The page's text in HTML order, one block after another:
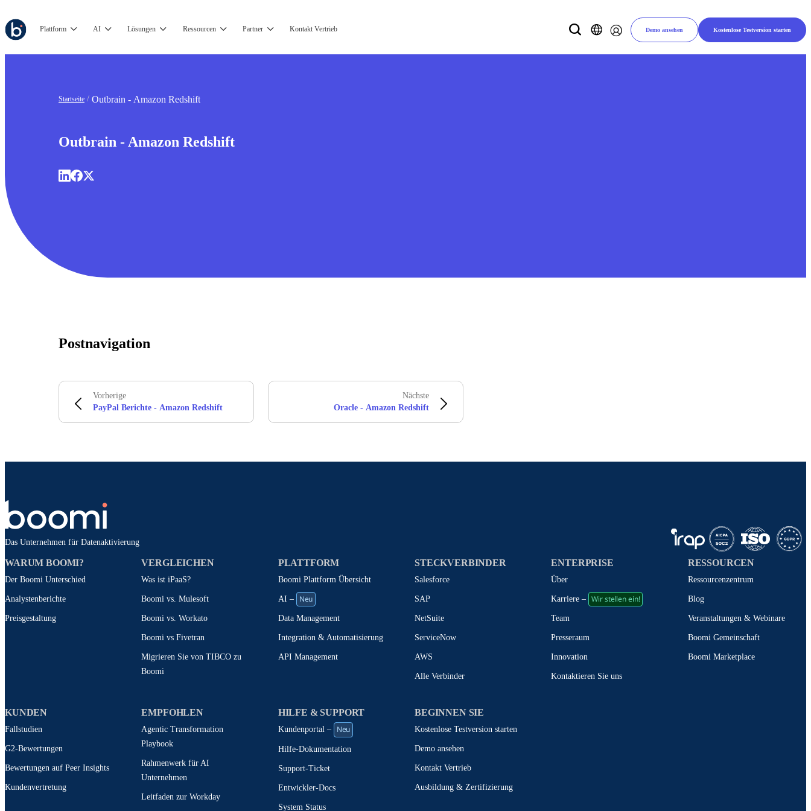
Plattform AI Lösungen Ressourcen Partner Kontakt Vertrieb Demo ansehen Kostenlose Testversion starten
Startseite Outbrain - Amazon Redshift
Outbrain - Amazon Redshift
Postnavigation
Vorherige
PayPal Berichte - Amazon Redshift
Nächste
Oracle - Amazon Redshift
Das Unternehmen für Datenaktivierung
WARUM BOOMI?
Der Boomi Unterschied
Analystenberichte
Preisgestaltung
VERGLEICHEN
Was ist iPaaS?
Boomi vs. Mulesoft
Boomi vs. Workato
Boomi vs Fivetran
Migrieren Sie von TIBCO zu
Boomi
PLATTFORM
Boomi Plattform Übersicht
AI – Neu
Data Management
Integration & Automatisierung
API Management
STECKVERBINDER
Salesforce
SAP
NetSuite
ServiceNow
AWS
Alle Verbinder
ENTERPRISE
Über
Karriere – Wir stellen ein!
Team
Presseraum
Innovation
Kontaktieren Sie uns
RESSOURCEN
Ressourcenzentrum
Blog
Veranstaltungen & Webinare
Boomi Gemeinschaft
Boomi Marketplace
KUNDEN
Fallstudien
G2-Bewertungen
Bewertungen auf Peer Insights
Kundenvertretung
EMPFOHLEN
Agentic Transformation
Playbook
Rahmenwerk für AI
Unternehmen
Leitfaden zur Workday
HILFE & SUPPORT
Kundenportal – Neu
Hilfe-Dokumentation
Support-Ticket
Entwickler-Docs
System Status
BEGINNEN SIE
Kostenlose Testversion starten
Demo ansehen
Kontakt Vertrieb
Ausbildung & Zertifizierung